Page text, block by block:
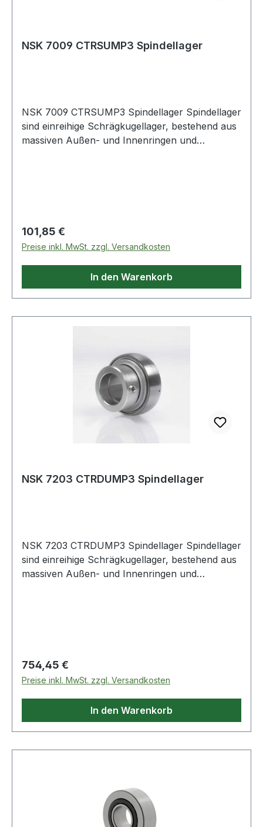
NSK 7009 CTRSUMP3 Spindellager
NSK 7009 CTRSUMP3 Spindellager Spindellager
sind einreihige Schrägkugellager, bestehend aus
massiven Außen- und Innenringen und
Regulärer Preis:
101,85 €
Preise inkl. MwSt. zzgl. Versandkosten
In den Warenkorb
NSK 7203 CTRDUMP3 Spindellager
NSK 7203 CTRDUMP3 Spindellager Spindellager
sind einreihige Schrägkugellager, bestehend aus
massiven Außen- und Innenringen und
Regulärer Preis:
754,45 €
Preise inkl. MwSt. zzgl. Versandkosten
In den Warenkorb